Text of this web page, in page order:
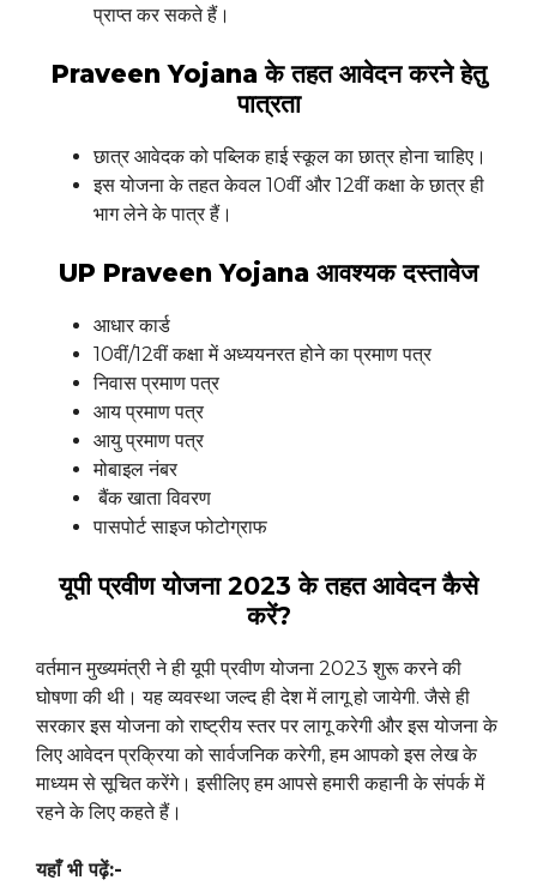
प्राप्त कर सकते हैं।
Praveen Yojana के तहत आवेदन करने हेतु
पात्रता
छात्र आवेदक को पब्लिक हाई स्कूल का छात्र होना चाहिए।
इस योजना के तहत केवल 10वीं और 12वीं कक्षा के छात्र ही
भाग लेने के पात्र हैं।
UP Praveen Yojana आवश्यक दस्तावेज
आधार कार्ड
10वीं/12वीं कक्षा में अध्ययनरत होने का प्रमाण पत्र
निवास प्रमाण पत्र
आय प्रमाण पत्र
आयु प्रमाण पत्र
मोबाइल नंबर
बैंक खाता विवरण
पासपोर्ट साइज फोटोग्राफ
यूपी प्रवीण योजना 2023 के तहत आवेदन कैसे
करें?
वर्तमान मुख्यमंत्री ने ही यूपी प्रवीण योजना 2023 शुरू करने की
घोषणा की थी। यह व्यवस्था जल्द ही देश में लागू हो जायेगी. जैसे ही
सरकार इस योजना को राष्ट्रीय स्तर पर लागू करेगी और इस योजना के
लिए आवेदन प्रक्रिया को सार्वजनिक करेगी, हम आपको इस लेख के
माध्यम से सूचित करेंगे। इसीलिए हम आपसे हमारी कहानी के संपर्क में
रहने के लिए कहते हैं।
यहाँ भी पढ़ें:-